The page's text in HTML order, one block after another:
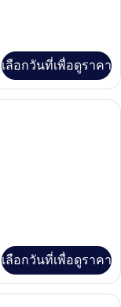
เลือกวันที่เพื่อดูราคา
Suite | ตู้นิรภัยในห้องพั
เลือกวันที่เพื่อดูราคา